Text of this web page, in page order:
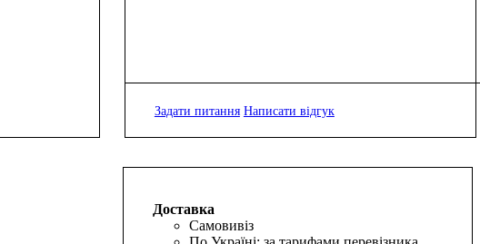
Задати питання Написати відгук
Доставка
Самовивіз